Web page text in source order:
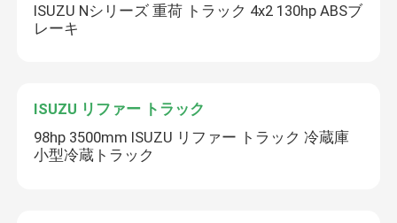
ISUZU Nシリーズ 重荷 トラック 4x2 130hp ABSブ
レーキ
ISUZU リファー トラック
98hp 3500mm ISUZU リファー トラック 冷蔵庫
小型冷蔵トラック